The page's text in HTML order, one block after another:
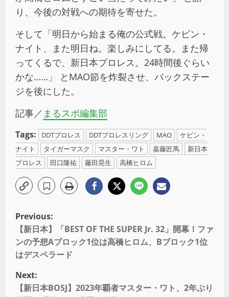
り、今後の対戦への期待を寄せた。
そして「明日から始まる俺の公式戦。ケビン・
ナイト、また明日ね。楽しみにしてる。また帰
ってくるで、新日本プロレス。24時間後ぐらい
かな……」 とMAO節を炸裂させ、バックステー
ジを後にした。
記事／ まるスポ編集部
Tags: DDTプロレス DDTプロレスリング MAO
ケビン・
ナイト
タイガーマスク マスター・ワト 嘉藤匠馬
新日本
プロレス
田口隆祐 藤田晃生 高橋ヒロム
Previous:
【新日本】「BEST OF THE SUPER Jr. 32」開幕！ファ
ンの予想Aブロック1位は高橋ヒロム、Bブロック1位
はデスペラード
Next:
【新日本BOSJ】2023年覇者マスター・ワト、2年ぶり